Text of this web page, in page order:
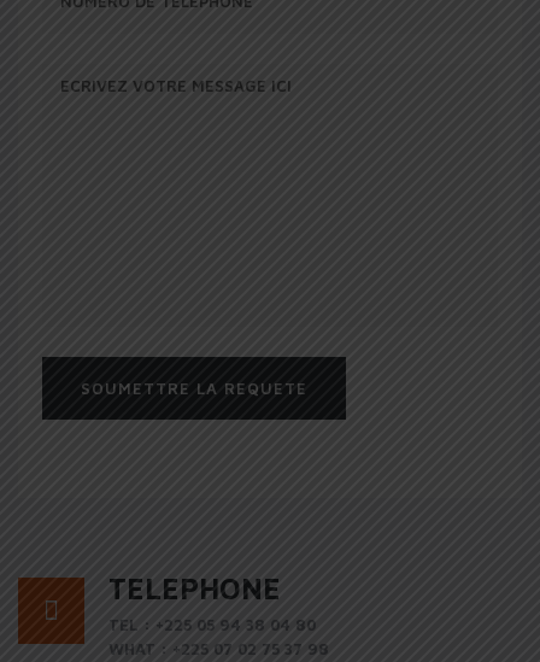
SOUMETTRE LA REQUETE
TELEPHONE
TEL : +225 05 94 38 04 80
WHAT : +225 07 02 75 37 98